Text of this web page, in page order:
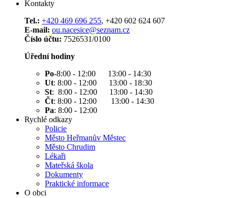
Kontakty
Tel.: +420 469 696 255, +420 602 624 607
E-mail: ou.nacesice@seznam.cz
Číslo účtu: 7526531/0100
Úřední hodiny
Po-8:00 - 12:00 13:00 - 14:30
Ut: 8:00 - 12:00 13:00 - 18:30
St: 8:00 - 12:00 13:00 - 14:30
Čt: 8:00 - 12:00 13:00 - 14:30
Pa: 8:00 - 12:00
Rychlé odkazy
Policie
Město Heřmanův Městec
Město Chrudim
Lékaři
Mateřská škola
Dokumenty
Praktické informace
O obci